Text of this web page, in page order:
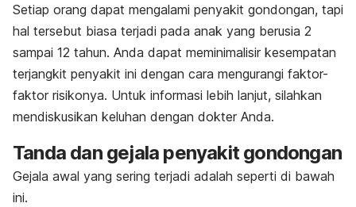
Setiap orang dapat mengalami penyakit gondongan, tapi
hal tersebut biasa terjadi pada anak yang berusia 2
sampai 12 tahun. Anda dapat meminimalisir kesempatan
terjangkit penyakit ini dengan cara mengurangi faktor-
faktor risikonya. Untuk informasi lebih lanjut, silahkan
mendiskusikan keluhan dengan dokter Anda.
Tanda dan gejala penyakit gondongan
Gejala awal yang sering terjadi adalah seperti di bawah
ini.